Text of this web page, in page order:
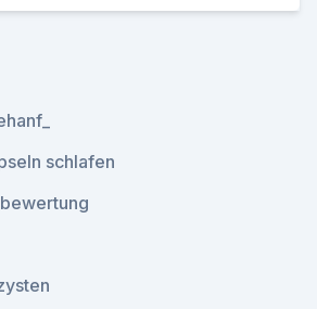
schlafen